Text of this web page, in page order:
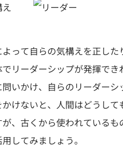
って自らの気構えを正し
リーダーシップが発揮でき
いかけ、自らのリーダー
けないと、人間はどうし
、古くから使われている
してみましょう。